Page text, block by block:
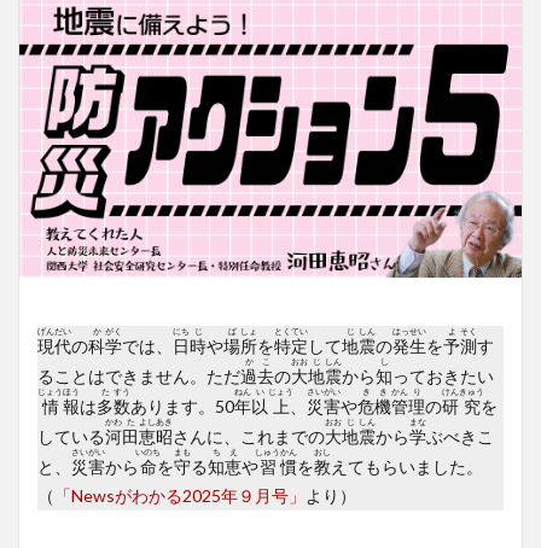
現
げん
代
だい
の科
か
学
がく
では、 日
にち
時
じ
や場
ば
所
しょ
を特
とく
定
てい
して地
じ
震
しん
の発
はっ
生
せい
を予
よ
測
そく
す
ることはできません。ただ過
か
去
こ
の大
おお
地
じ
震
しん
から知
し
っておきたい
情
じょう
報
ほう
は多
た
数
すう
あります。50年
ねん
以
い
上
じょう
災
さい
害
がい
や危
き
機
き
管
かん
理
り
の研
けん
究
きゅう
を
している河
かわ
田
た
恵
よし
昭
あき
さんに、これまでの大
おお
地
じ
震
しん
から学
まな
ぶべきこ
と、 災
さい
害
がい
から命
いのち
を守
まも
る知
ち
恵
え
や習
しゅう
慣
かん
を教
おし
えてもらいました。
（ 「Newsがわかる2025年９月号」 より）